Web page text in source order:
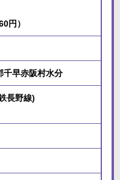
円）
千早赤阪村水分
長野線)